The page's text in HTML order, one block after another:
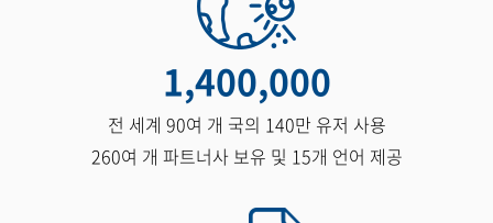
1,400,000
전 세계 90여 개 국의 140만 유저 사용
260여 개 파트너사 보유 및 15개 언어 제공